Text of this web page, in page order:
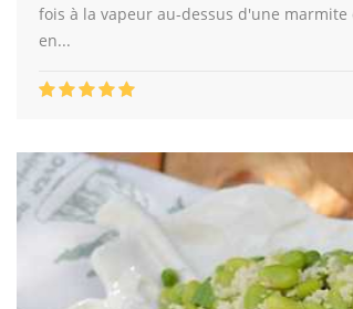
fois à la vapeur au-dessus d'une
en...